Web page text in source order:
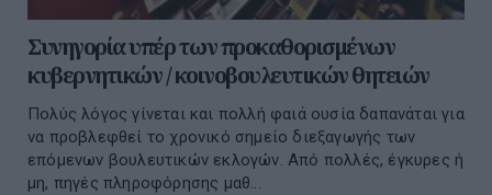
Συνηγορία υπέρ των προκαθορισμένων
κυβερνητικών / κοινοβουλευτικών θητειών
Πολύς λόγος γίνεται και πολλή φαιά ουσία δαπανάται για
να προβλεφθεί το χρονικό σημείο διεξαγωγής των
επόμενων βουλευτικών εκλογών. Από πολλές, έγκυρες ή
μη, πηγές πληροφόρησης μαθ...